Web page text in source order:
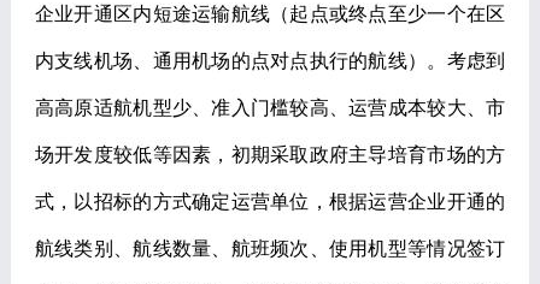
企业开通区内短途运输航线（起点或终点至少一个在区
内支线机场、通用机场的点对点执行的航线）。考虑到
高高原适航机型少、准入门槛较高、运营成本较大、市
场开发度较低等因素，初期采取政府主导培育市场的方
式，以招标的方式确定运营单位，根据运营企业开通的
航线类别、航线数量、航班频次、使用机型等情况签订